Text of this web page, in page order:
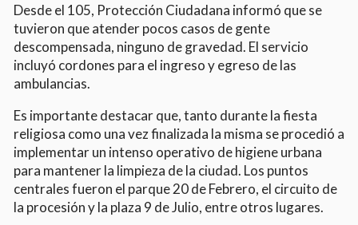
Desde el 105, Protección Ciudadana informó que se
tuvieron que atender pocos casos de gente
descompensada, ninguno de gravedad. El servicio
incluyó cordones para el ingreso y egreso de las
ambulancias.
Es importante destacar que, tanto durante la fiesta
religiosa como una vez finalizada la misma se procedió a
implementar un intenso operativo de higiene urbana
para mantener la limpieza de la ciudad. Los puntos
centrales fueron el parque 20 de Febrero, el circuito de
la procesión y la plaza 9 de Julio, entre otros lugares.